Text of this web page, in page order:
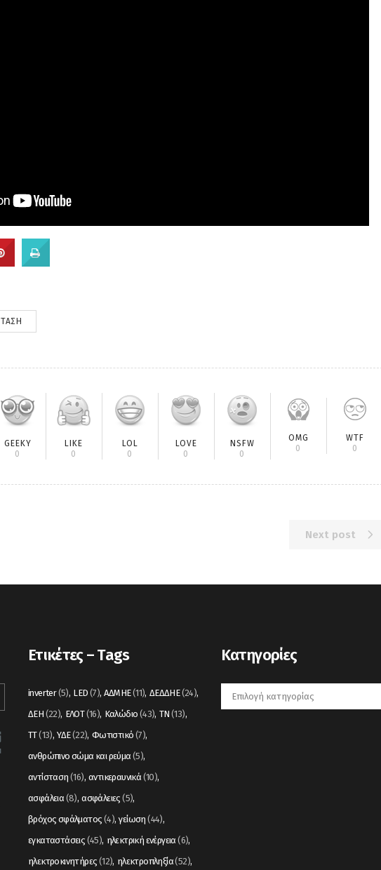
ΤΆΣΗ
GEEKY
0
LIKE
0
LOL
0
LOVE
0
NSFW
0
OMG
0
WTF
0
Next post
Ετικέτες – Tags
inverter(5) LED (7) ΑΔΜΗΕ(11) ΔΕΔΔΗΕ(24)
ΔΕΗ (22) ΕΛΟΤ(16) Καλώδιο (43) ΤΝ (13)
ΤΤ(13) ΥΔΕ(22) Φωτιστικό (7)
ανθρώπινο σώμα και ρεύμα (5)
αντίσταση (16) αντικεραυνικά (10)
ασφάλεια (8) ασφάλειες (5)
βρόχος σφάλματος (4) γείωση (44)
εγκαταστάσεις (45) ηλεκτρική ενέργεια (6)
ηλεκτροκινητήρες (12) ηλεκτροπληξία(52)
Kατηγορίες
Kατηγορίες